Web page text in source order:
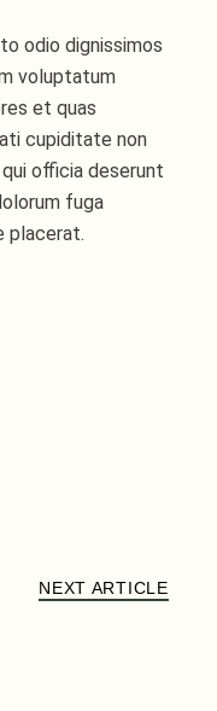
odio dignissimos
voluptatum
et quas
cupiditate non
officia deserunt
fuga
placerat.
NEXT ARTICLE